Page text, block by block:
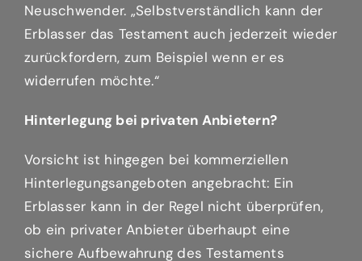
Neuschwender. „Selbstverständlich kann der
Erblasser das Testament auch jederzeit wieder
zurückfordern, zum Beispiel wenn er es
widerrufen möchte.“
Hinterlegung bei privaten Anbietern?
Vorsicht ist hingegen bei kommerziellen
Hinterlegungsangeboten angebracht: Ein
Erblasser kann in der Regel nicht überprüfen,
ob ein privater Anbieter überhaupt eine
sichere Aufbewahrung des Testaments